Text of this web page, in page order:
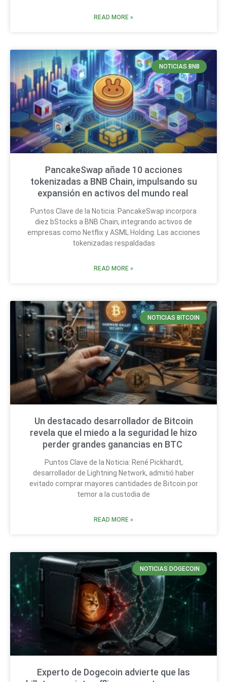
READ MORE »
NOTICIAS BNB
PancakeSwap añade 10 acciones
tokenizadas a BNB Chain, impulsando su
expansión en activos del mundo real
Puntos Clave de la Noticia: PancakeSwap incorpora
diez bStocks a BNB Chain, integrando activos de
empresas como Netflix y ASML Holding. Las acciones
tokenizadas respaldadas
READ MORE »
NOTICIAS BITCOIN
Un destacado desarrollador de Bitcoin
revela que el miedo a la seguridad le hizo
perder grandes ganancias en BTC
Puntos Clave de la Noticia: René Pickhardt,
desarrollador de Lightning Network, admitió haber
evitado comprar mayores cantidades de Bitcoin por
temor a la custodia de
READ MORE »
NOTICIAS DOGECOIN
Experto de Dogecoin advierte que las